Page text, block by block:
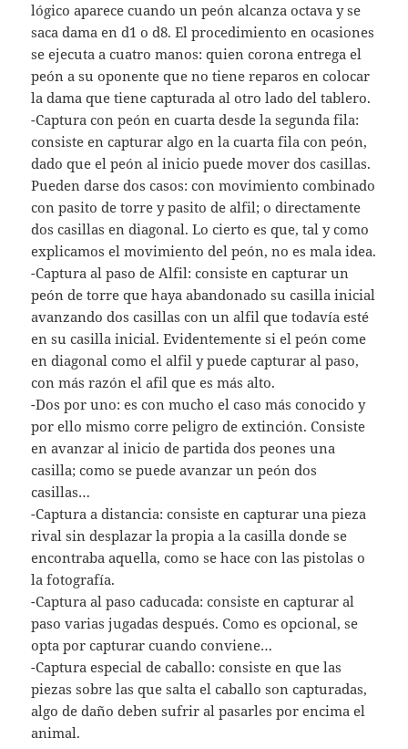
lógico aparece cuando un peón alcanza octava y se
saca dama en d1 o d8. El procedimiento en ocasiones
se ejecuta a cuatro manos: quien corona entrega el
peón a su oponente que no tiene reparos en colocar
la dama que tiene capturada al otro lado del tablero.
-Captura con peón en cuarta desde la segunda fila:
consiste en capturar algo en la cuarta fila con peón,
dado que el peón al inicio puede mover dos casillas.
Pueden darse dos casos: con movimiento combinado
con pasito de torre y pasito de alfil; o directamente
dos casillas en diagonal. Lo cierto es que, tal y como
explicamos el movimiento del peón, no es mala idea.
-Captura al paso de Alfil: consiste en capturar un
peón de torre que haya abandonado su casilla inicial
avanzando dos casillas con un alfil que todavía esté
en su casilla inicial. Evidentemente si el peón come
en diagonal como el alfil y puede capturar al paso,
con más razón el afil que es más alto.
-Dos por uno: es con mucho el caso más conocido y
por ello mismo corre peligro de extinción. Consiste
en avanzar al inicio de partida dos peones una
casilla; como se puede avanzar un peón dos
casillas…
-Captura a distancia: consiste en capturar una pieza
rival sin desplazar la propia a la casilla donde se
encontraba aquella, como se hace con las pistolas o
la fotografía.
-Captura al paso caducada: consiste en capturar al
paso varias jugadas después. Como es opcional, se
opta por capturar cuando conviene…
-Captura especial de caballo: consiste en que las
piezas sobre las que salta el caballo son capturadas,
algo de daño deben sufrir al pasarles por encima el
animal.